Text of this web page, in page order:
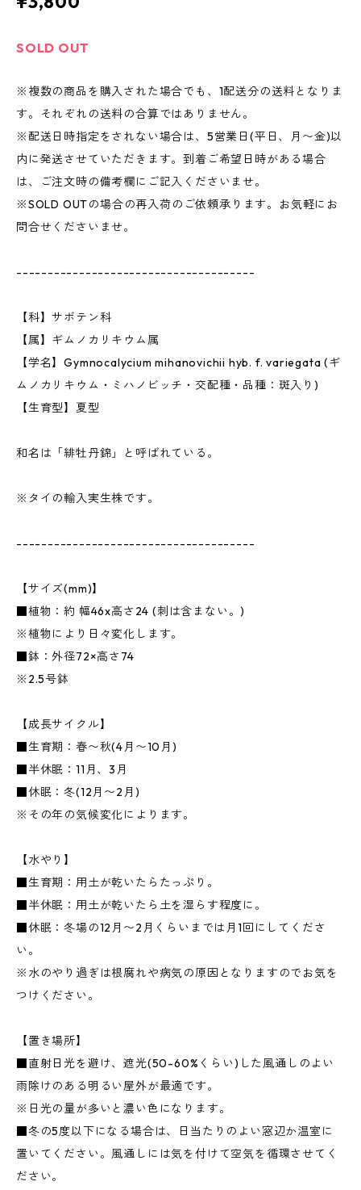
SOLD OUT
※複数の商品を購入された場合でも、1配送分の送料となりま
す。それぞれの送料の合算ではありません。
※配送日時指定をされない場合は、5営業日(平日、月〜金)以
内に発送させていただきます。到着ご希望日時がある場合
は、ご注文時の備考欄にご記入くださいませ。
※SOLD OUTの場合の再入荷のご依頼承ります。お気軽にお
問合せくださいませ。
--------------------------------------
【科】サボテン科
【属】ギムノカリキウム属
【学名】Gymnocalycium mihanovichii hyb. f. variegata (ギ
ムノカリキウム・ミハノビッチ・交配種・品種：斑入り)
【生育型】夏型
和名は「緋牡丹錦」と呼ばれている。
※タイの輸入実生株です。
--------------------------------------
【サイズ(mm)】
■植物：約 幅46x高さ24 (刺は含まない。)
※植物により日々変化します。
■鉢：外径72×高さ74
※2.5号鉢
【成長サイクル】
■生育期：春〜秋(4月〜10月)
■半休眠：11月、3月
■休眠：冬(12月〜2月)
※その年の気候変化によります。
【水やり】
■生育期：用土が乾いたらたっぷり。
■半休眠：用土が乾いたら土を湿らす程度に。
■休眠：冬場の12月〜2月くらいまでは月1回にしてくださ
い。
※水のやり過ぎは根腐れや病気の原因となりますのでお気を
つけください。
【置き場所】
■直射日光を避け、遮光(50-60%くらい)した風通しのよい
雨除けのある明るい屋外が最適です。
※日光の量が多いと濃い色になります。
■冬の5度以下になる場合は、日当たりのよい窓辺か温室に
置いてください。風通しには気を付けて空気を循環させてく
ださい。